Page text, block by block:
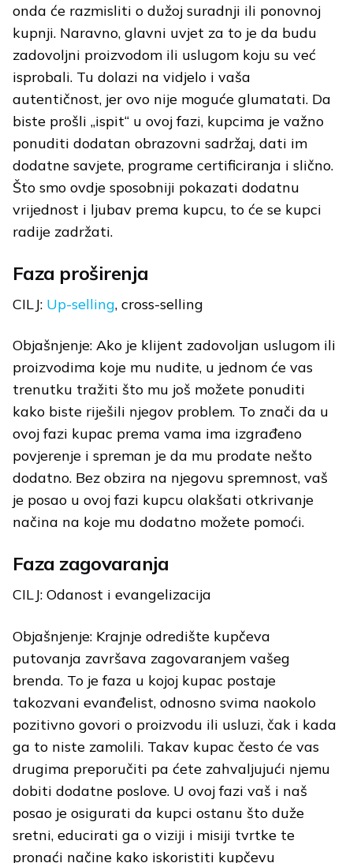
onda će razmisliti o dužoj suradnji ili ponovnoj
kupnji. Naravno, glavni uvjet za to je da budu
zadovoljni proizvodom ili uslugom koju su već
isprobali. Tu dolazi na vidjelo i vaša
autentičnost, jer ovo nije moguće glumatati. Da
biste prošli „ispit“ u ovoj fazi, kupcima je važno
ponuditi dodatan obrazovni sadržaj, dati im
dodatne savjete, programe certificiranja i slično.
Što smo ovdje sposobniji pokazati dodatnu
vrijednost i ljubav prema kupcu, to će se kupci
radije zadržati.
Faza proširenja
CILJ: Up-selling, cross-selling
Objašnjenje: Ako je klijent zadovoljan uslugom ili
proizvodima koje mu nudite, u jednom će vas
trenutku tražiti što mu još možete ponuditi
kako biste riješili njegov problem. To znači da u
ovoj fazi kupac prema vama ima izgrađeno
povjerenje i spreman je da mu prodate nešto
dodatno. Bez obzira na njegovu spremnost, vaš
je posao u ovoj fazi kupcu olakšati otkrivanje
načina na koje mu dodatno možete pomoći.
Faza zagovaranja
CILJ: Odanost i evangelizacija
Objašnjenje: Krajnje odredište kupčeva
putovanja završava zagovaranjem vašeg
brenda. To je faza u kojoj kupac postaje
takozvani evanđelist, odnosno svima naokolo
pozitivno govori o proizvodu ili usluzi, čak i kada
ga to niste zamolili. Takav kupac često će vas
drugima preporučiti pa ćete zahvaljujući njemu
dobiti dodatne poslove. U ovoj fazi vaš i naš
posao je osigurati da kupci ostanu što duže
sretni, educirati ga o viziji i misiji tvrtke te
pronaći načine kako iskoristiti kupčevu